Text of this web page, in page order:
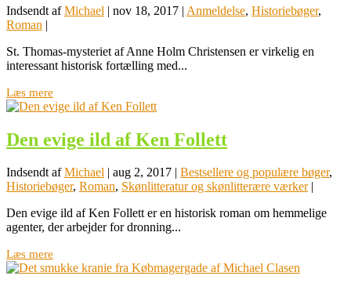
Indsendt afMichael | nov 18, 2017 | Anmeldelse, Historiebøger,
Roman |
St. Thomas-mysteriet af Anne Holm Christensen er virkelig en
interessant historisk fortælling med...
Læs mere
Den evige ild af Ken Follett
Indsendt afMichael | aug 2, 2017 | Bestsellere og populære bøger,
Historiebøger, Roman, Skønlitteratur og skønlitterære værker|
Den evige ild af Ken Follett er en historisk roman om hemmelige
agenter, der arbejder for dronning...
Læs mere